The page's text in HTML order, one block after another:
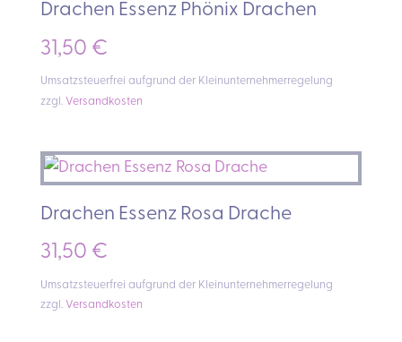
Drachen Essenz Phönix Drachen
31,50 €
Umsatzsteuerfrei aufgrund der Kleinunternehmerregelung
zzgl. Versandkosten
Drachen Essenz Rosa Drache
31,50 €
Umsatzsteuerfrei aufgrund der Kleinunternehmerregelung
zzgl. Versandkosten